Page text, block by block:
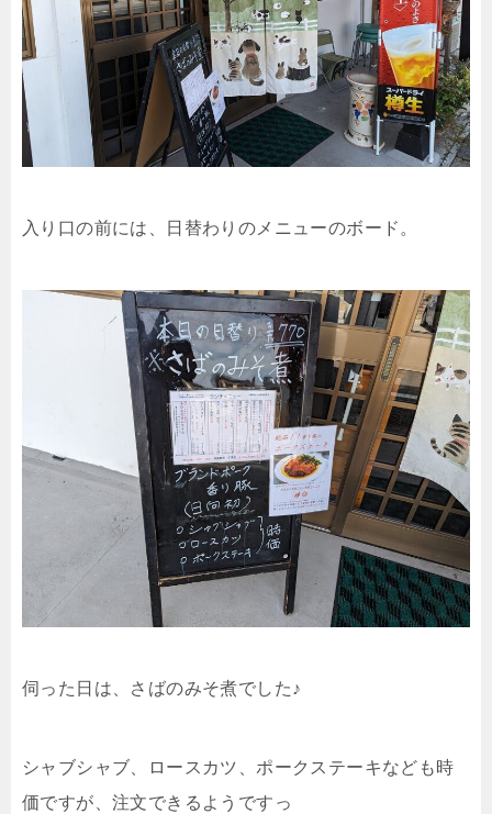
入り口の前には、日替わりのメニューのボード。
伺った日は、さばのみそ煮でした♪
シャブシャブ、ロースカツ、ポークステーキなども時
価ですが、注文できるようですっ